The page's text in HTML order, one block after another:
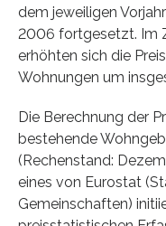
dem jeweiligen
2006 fortgesetzt. Im
erhöhten sich die
Wohnungen um
Die Berechnung der
bestehende
(Rechenstand:
eines von Eurostat
Gemeinschaften)